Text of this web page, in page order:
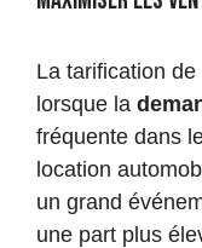
La tarification
lorsque la
fréquente dans
location
un grand
une part plus